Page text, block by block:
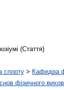
(Стаття)
спорту > Кафедра
фізичного